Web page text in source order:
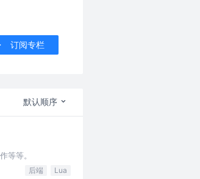
订阅专栏
默认顺序
等等。
后端 Lua